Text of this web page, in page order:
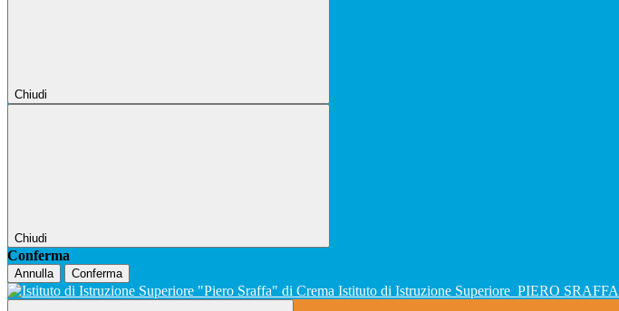
Chiudi
Chiudi
Conferma
Annulla Conferma
Istituto di Istruzione Superiore PIERO SRAFFA